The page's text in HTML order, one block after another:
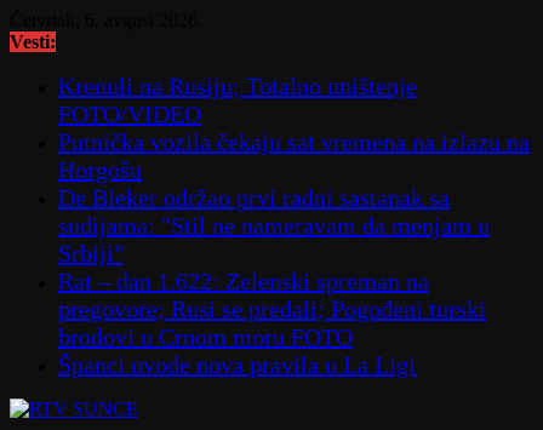
to
Vesti:
Krenuli na Rusiju; Totalno uništenje
FOTO/VIDEO
Putnička vozila čekaju sat vremena na izlazu na
Horgošu
De Bleker održao prvi radni sastanak sa
sudijama: "Stil ne nameravam da menjam u
Srbiji"
Rat – dan 1.622: Zelenski spreman na
pregovore; Rusi se predali; Pogođeni turski
brodovi u Crnom moru FOTO
Španci uvode nova pravila u La Ligi